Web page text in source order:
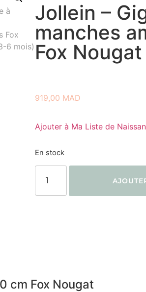
Jollein –
manches
Fox Nougat
919,00 MAD
Ajouter à Ma Liste de
En stock
cm Fox Nougat